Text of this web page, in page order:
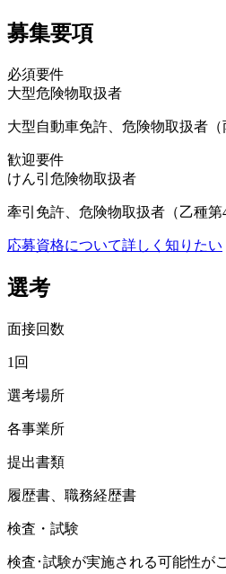
募集要項
必須要件
大型危険物取扱者
大型自動車免許、危険物取扱者（
歓迎要件
けん引 危険物取扱者
牽引免許、危険物取扱者（乙種第
応募資格について詳しく知りたい
選考
面接回数
1回
選考場所
各事業所
提出書類
履歴書、職務経歴書
検査・試験
検査･試験が実施される可能性が